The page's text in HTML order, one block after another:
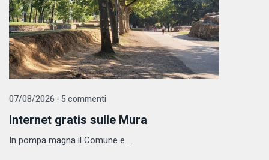
07/08/2026 - 5 commenti
Internet gratis sulle Mura
In pompa magna il Comune e ...